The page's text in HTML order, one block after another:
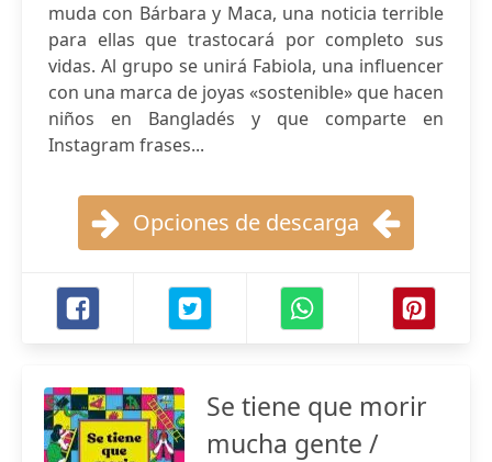
muda con Bárbara y Maca, una noticia terrible
para ellas que trastocará por completo sus
vidas. Al grupo se unirá Fabiola, una influencer
con una marca de joyas «sostenible» que hacen
niños en Bangladés y que comparte en
Instagram frases...
Opciones de descarga
Se tiene que morir
mucha gente /